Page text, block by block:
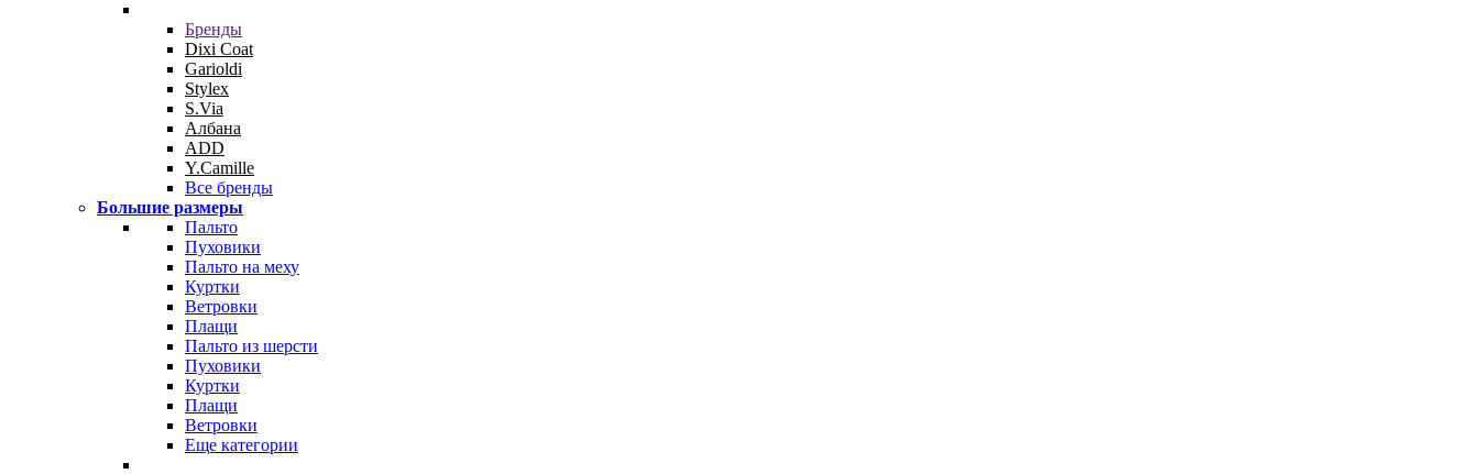
Бренды
Dixi Coat
Garioldi
Stylex
S.Via
Албана
ADD
Y.Camille
Все бренды
Большие размеры
Пальто
Пуховики
Пальто на меху
Куртки
Ветровки
Плащи
Пальто из шерсти
Пуховики
Куртки
Плащи
Ветровки
Еще категории